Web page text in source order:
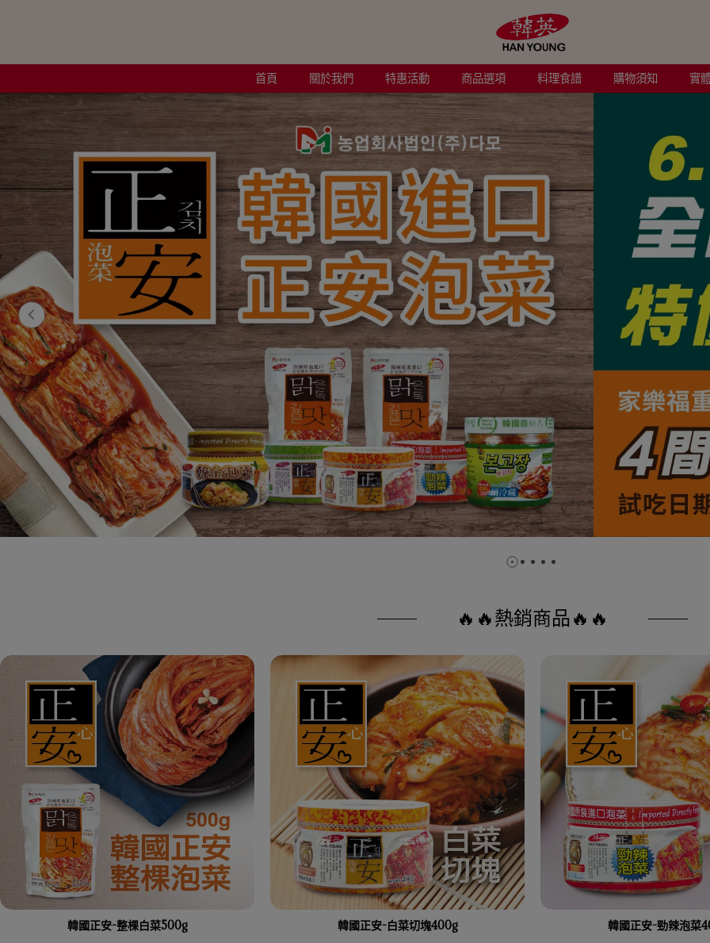
首頁 關於我們 特惠活動 商品選項 料理食譜 購物須知 實
🔥🔥熱銷商品🔥🔥
韓國正安-整棵白菜500g 韓國正安-白菜切塊400g 韓國正安-勁辣泡菜